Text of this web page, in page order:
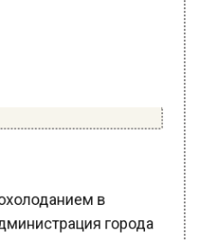
в
города
не отключать